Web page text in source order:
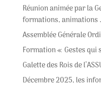
Réunion animée par la
formations, animations
Assemblée Générale
Formation « Gestes qui
Galette des Rois de
Décembre 2025, les